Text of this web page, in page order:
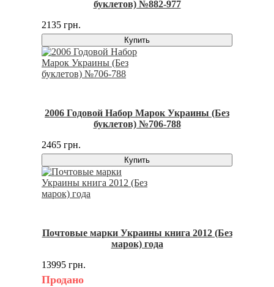
буклетов) №882-977
2135 грн.
Купить
2006 Годовой Набор Марок Украины (Без
буклетов) №706-788
2465 грн.
Купить
Почтовые марки Украины книга 2012 (Без
марок) года
13995 грн.
Продано